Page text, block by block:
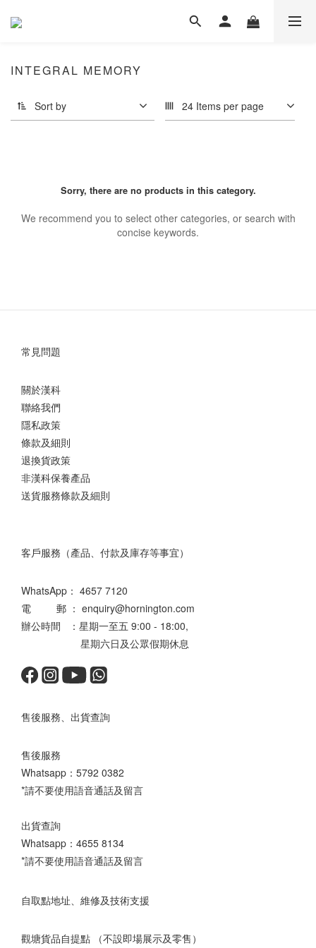
INTEGRAL MEMORY
Sort by 24 Items per page
Sorry, there are no products in this category.
We recommend you to select other categories, or search with
concise keywords.
常見問題
關於漢科
聯絡我們
隱私政策
條款及細則
退換貨政策
非漢科保養產品
送貨服務條款及細則
客戶服務（產品、付款及庫存等事宜）
WhatsApp： 4657 7120
電 郵 ： enquiry@hornington.com
辦公時間 ：星期一至五 9:00 - 18:00,
星期六日及公眾假期休息
售後服務、出貨查詢
售後服務
Whatsapp： 5792 0382
*請不要使用語音通話及留言
出貨查詢
Whatsapp： 4655 8134
*請不要使用語音通話及留言
自取點地址、維修及技術支援
觀塘貨品自提點 （不設即場展示及零售）